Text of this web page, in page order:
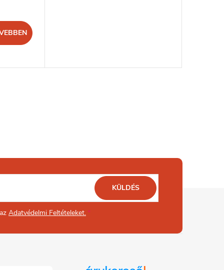
Adatvédelmi Feltételeket.
KÜLDÉS